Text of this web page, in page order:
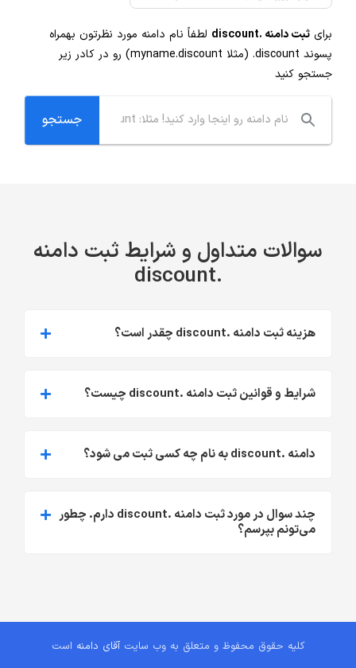
برای ثبت دامنه .discount
لطفاً نام دامنه مورد نظرتون بهمراه
پسوند .discount
(مثلا myname.discount) رو در کادر زیر
جستجو کنید
سوالات متداول و شرایط ثبت دامنه
.discount
هزینه ثبت دامنه .discount چقدر است؟
شرایط و قوانین ثبت دامنه .discount چیست؟
دامنه .discount به نام چه کسی ثبت می شود؟
چند سوال در مورد ثبت دامنه .discount دارم. چطور
می‌تونم بپرسم؟
کلیه حقوق محفوظ و متعلق به وب سایت آقای دامنه است